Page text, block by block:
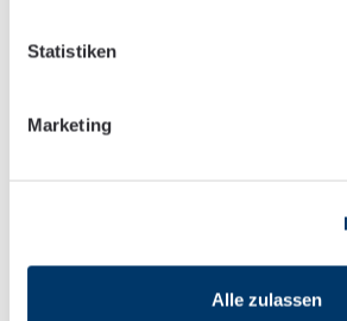
Statistiken
Marketing
Alle zulassen